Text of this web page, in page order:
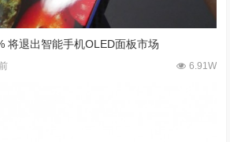
将退出智能手机OLED面板市场
6.91W